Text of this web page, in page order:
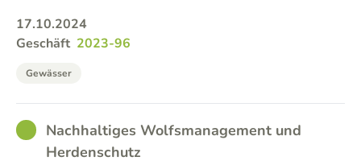
17.10.2024
Geschäft 2023-96
Gewässer
GOODNachhaltiges Wolfsmanagement und
Herdenschutz